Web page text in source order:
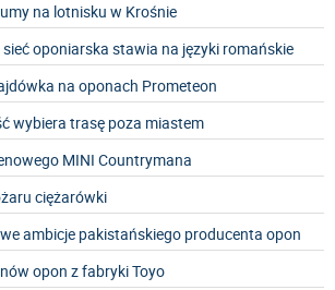
na lotnisku w Krośnie
oponiarska stawia na języki romańskie
na oponach Prometeon
wybiera trasę poza miastem
MINI Countrymana
ciężarówki
ambicje pakistańskiego producenta opon
opon z fabryki Toyo